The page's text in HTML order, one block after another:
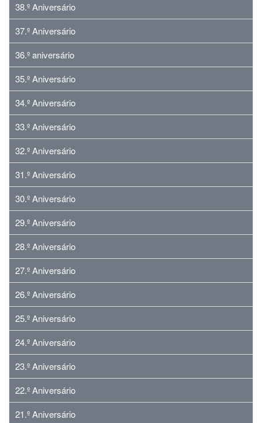
38.º Aniversário
37.º Aniversário
36.º aniversário
35.º Aniversário
34.º Aniversário
33.º Aniversário
32.º Aniversário
31.º Aniversário
30.º Aniversário
29.º Aniversário
28.º Aniversário
27.º Aniversário
26.º Aniversário
25.º Aniversário
24.º Aniversário
23.º Aniversário
22.º Aniversário
21.º Aniversário